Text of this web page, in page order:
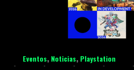
Eventos, Noticias, Playstation